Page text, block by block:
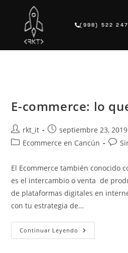
(998) 522
E-commerce: lo
rkt_it
septiembre 23, 2019
Ecommerce en Cancún
El Ecommerce también conocido
es el intercambio o venta de
de plataformas digitales en
con tu estrategia de…
Continuar Leyendo